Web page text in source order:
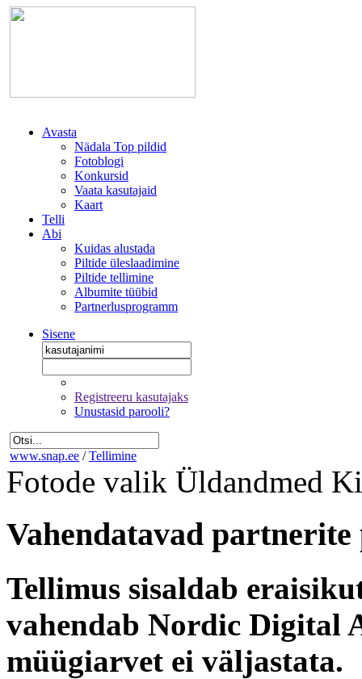
Avasta
Nädala Top pildid
Fotoblogi
Konkursid
Vaata kasutajaid
Kaart
Telli
Abi
Kuidas alustada
Piltide üleslaadimine
Piltide tellimine
Albumite tüübid
Partnerlusprogramm
Sisene
Registreeru kasutajaks
Unustasid parooli?
www.snap.ee / Tellimine
Fotode valik Üldandmed
Vahendatavad
Tellimus sisaldab
vahendab Nordic Digital
müügiarvet ei väljastata.